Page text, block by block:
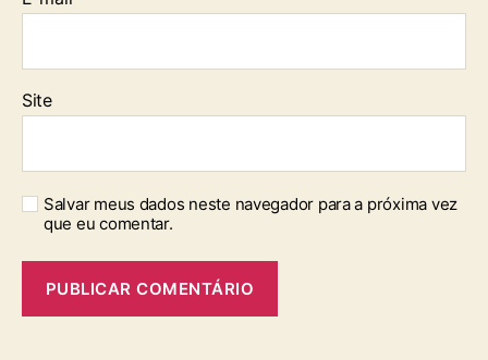
Site
Salvar meus dados neste navegador para a próxima vez
que eu comentar.